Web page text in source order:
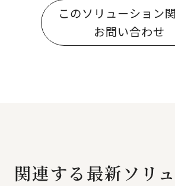
このソリューション
お問い合わせ
関連する最新ソリ